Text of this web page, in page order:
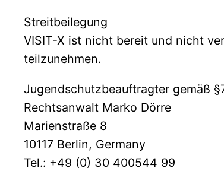
Streitbeilegung
VISIT-X ist nicht bereit und nicht
teilzunehmen.
Jugendschutzbeauftragter gemäß
Rechtsanwalt Marko Dörre
Marienstraße 8
10117 Berlin, Germany
Tel.: +49 (0) 30 400544 99